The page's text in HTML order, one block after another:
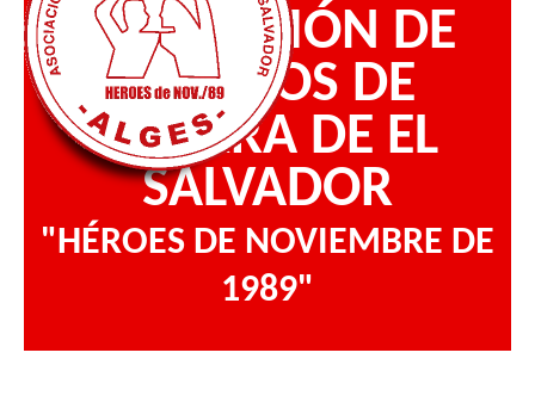
Nuestros Derechos
ASOCIACIÓN DE
LISIADOS DE
GUERRA DE EL
SALVADOR
"HÉROES DE NOVIEMBRE DE
1989"